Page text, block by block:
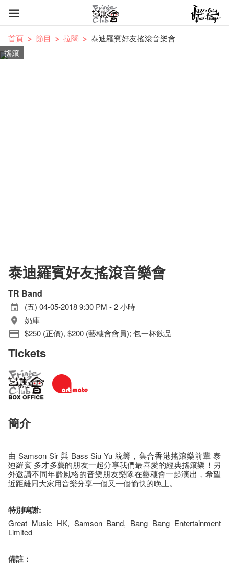
首頁 節目 拉闊
泰迪羅賓好友搖滾音樂會
搖滾
泰迪羅賓好友搖滾音樂會
TR Band
(五) 04-05-2018 9:30 PM - 2 小時
奶庫
$250 (正價), $200 (藝穗會會員); 包一杯飲品
Tickets
簡介
由 Samson Sir 與 Bass Siu Yu 統籌，集合香港搖滾樂前輩 泰
廸羅賓 多才多藝的朋友一起分享我們最喜愛的經典搖滾樂！另
外邀請不同年齡風格的音樂朋友樂隊在藝穗會一起演出，希望
近距離同大家用音樂分享一個又一個愉快的晚上。
特別鳴謝:
Great Music HK, Samson Band, Bang Bang Entertainment
Limited
備註：